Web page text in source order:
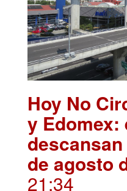
Hoy No
y
de agosto
21:34